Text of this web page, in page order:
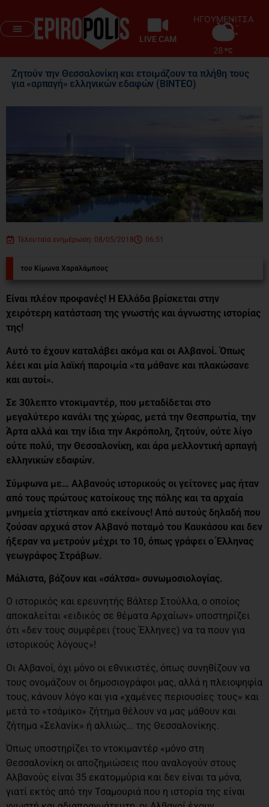
LIVE CAM
ΗΓΟΥΜΕΝΙΤΣΑ
28
Ζητούν την Θεσσαλονίκη και ετοιμάζουν τα πλήθη τους
για «αρπαγή» ελληνικών εδαφών (ΒΙΝΤΕΟ)
Τελευταία ενημέρωση: 08/05/2018 06:51
του Κίμωνα Χαραλάμπους
Είναι πλέον προφανές! Η Ελλάδα βρίσκεται στην
χειρότερη κατάσταση της γνωστής και άγνωστης ιστορίας
της!
Αυτό το έχουν καταλάβει ακόμα και οι Αλβανοί. Όπως
λέει και μία λαϊκή παροιμία «τα μάθανε και πλακώσανε
και αυτοί».
Σε 30λεπτο ντοκιμαντέρ, που μεταδίδεται στο
μεγαλύτερο κανάλι της χώρας, μετά την Θεσπρωτία, την
Άρτα αλλά και την ίδια την Ακρόπολη, ζητούν, ούτε λίγο
ούτε πολύ, την Θεσσαλονίκη, και άρα μελλοντική αρπαγή
ελληνικών εδαφών.
Σύμφωνα με… Αλβανούς ιστορικούς οι γείτονες μας ήταν
από τους πρώτους κατοίκους της πόλης και τα αρχαία
μνημεία χτίστηκαν από εκείνους! Από αυτούς δηλαδή που
ζούσαν αρχικά στον Αλβανό ποταμό του Καυκάσου και δεν
ήξεραν να μετρούν μέχρι το 10, όπως γράφει ο Έλληνας
γεωγράφος Στράβων.
Μάλιστα, βάζουν και «σάλτσα» συνωμοσιολογίας.
Ο ιστορικός και ερευνητής Βάλτερ Στούλλα, ο οποίος
αποκαλείται «ειδικός σε θέματα Αρχαίων» υποστηρίζει
ότι «δεν τους συμφέρει (τους Έλληνες) να τα πουν για
ιστορικούς λόγους»!
Οι Αλβανοί, όχι μόνο οι εθνικιστές, όπως συνηθίζουν να
τους ονομάζουν οι δημοσιογράφοι μας, αλλά η πλειοψηφία
τους, κάνουν λόγο και για «χαμένες περιουσίες τους» και
μετά το «τσάμικο» ζήτημα θέλουν να μας μάθουν και
ζήτημα «Σελανίκ» ή αλλιώς… της Θεσσαλονίκης.
Όπως υποστηρίζει το ντοκιμαντέρ «μόνο στη
Θεσσαλονίκη οι αποζημιώσεις που αναλογούν στους
Αλβανούς είναι 35 εκατομμύρια και δεν είναι τα μόνα,
γιατί εκτός από την Τσαμουριά που η ιστορία της είναι